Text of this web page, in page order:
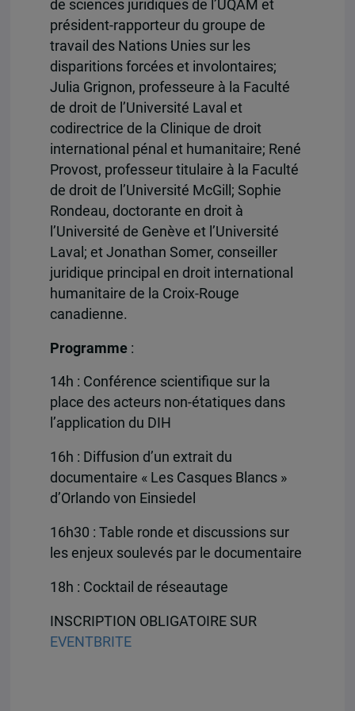
de sciences juridiques de l’UQAM et
président-rapporteur du groupe de
travail des Nations Unies sur les
disparitions forcées et involontaires;
Julia Grignon, professeure à la Faculté
de droit de l’Université Laval et
codirectrice de la Clinique de droit
international pénal et humanitaire; René
Provost, professeur titulaire à la Faculté
de droit de l’Université McGill; Sophie
Rondeau, doctorante en droit à
l’Université de Genève et l’Université
Laval; et Jonathan Somer, conseiller
juridique principal en droit international
humanitaire de la Croix-Rouge
canadienne.
Programme:
14h : Conférence scientifique sur la
place des acteurs non-étatiques dans
l’application du DIH
16h : Diffusion d’un extrait du
documentaire « Les Casques Blancs »
d’Orlando von Einsiedel
16h30 : Table ronde et discussions sur
les enjeux soulevés par le documentaire
18h : Cocktail de réseautage
INSCRIPTION OBLIGATOIRE SUR
EVENTBRITE